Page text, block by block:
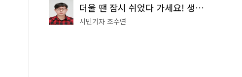
더울 땐 잠시 쉬었다 가세요! 생수 냉장고부터 해피소·무더위쉼터까지
시민기자 조수연